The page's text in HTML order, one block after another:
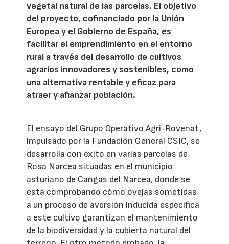
vegetal natural de las parcelas. El objetivo
del proyecto, cofinanciado por la Unión
Europea y el Gobierno de España, es
facilitar el emprendimiento en el entorno
rural a través del desarrollo de cultivos
agrarios innovadores y sostenibles, como
una alternativa rentable y eficaz para
atraer y afianzar población.
El ensayo del Grupo Operativo Agri-Rovenat,
impulsado por la Fundación General CSIC, se
desarrolla con éxito en varias parcelas de
Rosa Narcea situadas en el municipio
asturiano de Cangas del Narcea, donde se
está comprobando cómo ovejas sometidas
a un proceso de aversión inducida específica
a este cultivo garantizan el mantenimiento
de la biodiversidad y la cubierta natural del